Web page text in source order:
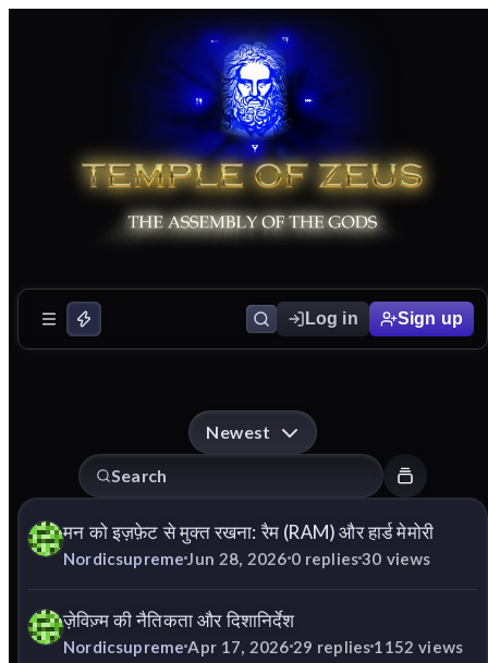
Log in Sign up
Newest
मन को इज़फ़ेट से मुक्त रखना: रैम (RAM) और हार्ड मेमोरी
Nordicsupreme Jun 28, 20260 replies30 views
ज़ेविज़्म की नैतिकता और दिशानिर्देश
Nordicsupreme Apr 17, 202629 replies 1152 views